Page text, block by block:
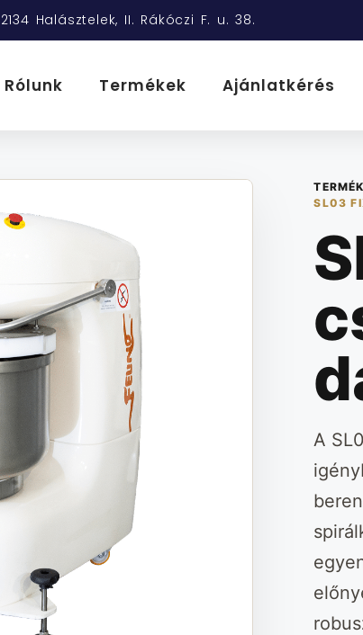
2134 Halásztelek, II. Rákóczi F. u. 38.
Rólunk Termékek Ajánlatkérés
SL03
A